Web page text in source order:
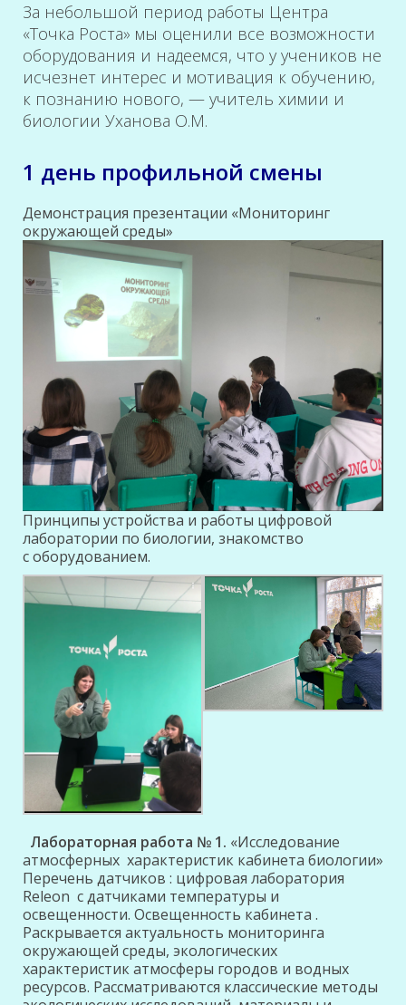
За небольшой период работы Центра
«Точка Роста» мы оценили все возможности
оборудования и надеемся, что у учеников не
исчезнет интерес и мотивация к обучению,
к познанию нового, — учитель химии и
биологии Уханова О.М.
1 день профильной смены
Демонстрация презентации «Мониторинг
окружающей среды»
Принципы устройства и работы цифровой
лаборатории по биологии, знакомство
с оборудованием.
Лабораторная работа № 1. «Исследование
атмосферных характеристик кабинета биологии»
Перечень датчиков : цифровая лаборатория
Releon с датчиками температуры и
освещенности. Освещенность кабинета .
Раскрывается актуальность мониторинга
окружающей среды, экологических
характеристик атмосферы городов и водных
ресурсов. Рассматриваются классические методы